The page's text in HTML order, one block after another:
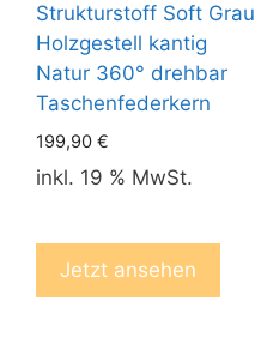
Strukturstoff Soft Grau
Holzgestell kantig
Natur 360° drehbar
Taschenfederkern
199,90 €
inkl. 19 % MwSt.
Jetzt ansehen